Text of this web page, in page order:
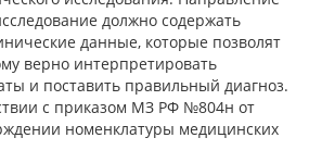
должно содержать
данные, которые позволят
верно интерпретировать
и поставить правильный диагноз.
с приказом МЗ РФ №804н от
номенклатуры медицинских